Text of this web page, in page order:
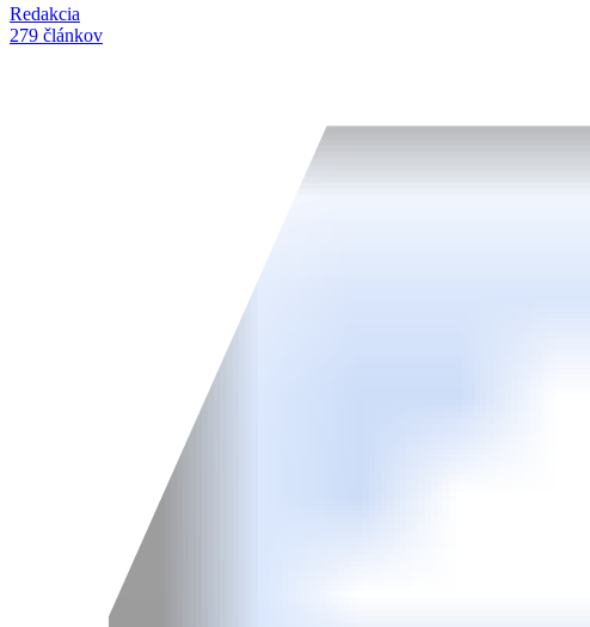
Redakcia
279 článkov